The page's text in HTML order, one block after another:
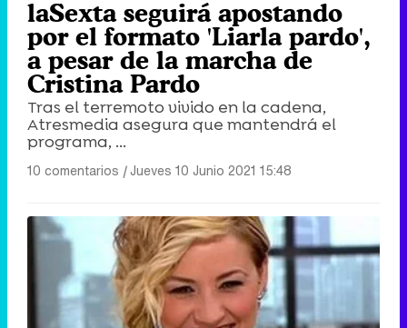
laSexta seguirá apostando
por el formato 'Liarla pardo',
a pesar de la marcha de
Cristina Pardo
Tras el terremoto vivido en la cadena,
Atresmedia asegura que mantendrá el
programa, ...
10 comentarios |Jueves 10 Junio 2021 15:48